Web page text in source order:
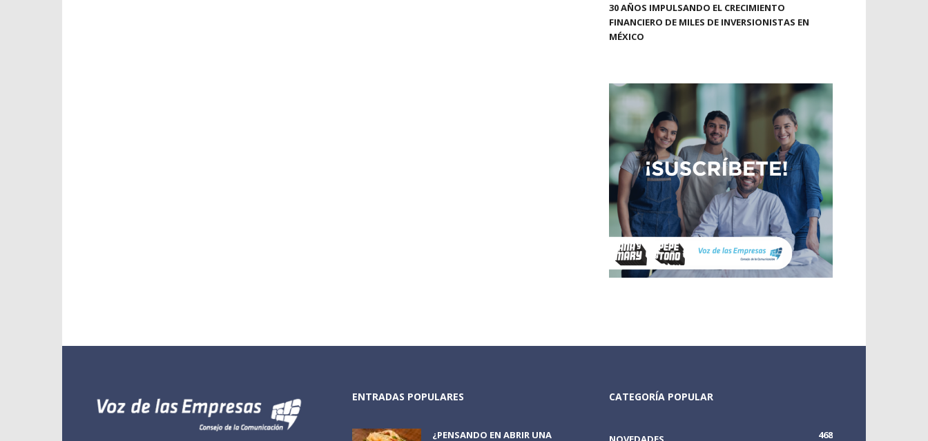
30 AÑOS IMPULSANDO EL CRECIMIENTO
FINANCIERO DE MILES DE INVERSIONISTAS EN
MÉXICO
ENTRADAS POPULARES
¿PENSANDO EN ABRIR UNA
CATEGORÍA POPULAR
468